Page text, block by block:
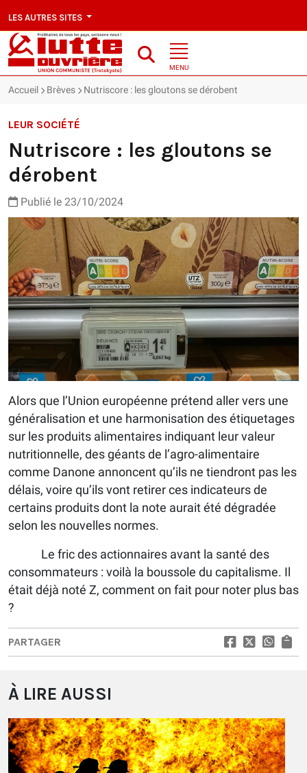
LES AUTRES SITES
MENU
Accueil Brèves Nutriscore : les gloutons se dérobent
LEUR SOCIÉTÉ
Nutriscore : les gloutons se
dérobent
Publié le 23/10/2024
Alors que l’Union européenne prétend aller vers une
généralisation et une harmonisation des étiquetages
sur les produits alimentaires indiquant leur valeur
nutritionnelle, des géants de l’agro-alimentaire
comme Danone annoncent qu’ils ne tiendront pas les
délais, voire qu’ils vont retirer ces indicateurs de
certains produits dont la note aurait été dégradée
selon les nouvelles normes.
Le fric des actionnaires avant la santé des
consommateurs : voilà la boussole du capitalisme. Il
était déjà noté Z, comment on fait pour noter plus bas
?
PARTAGER
À LIRE AUSSI